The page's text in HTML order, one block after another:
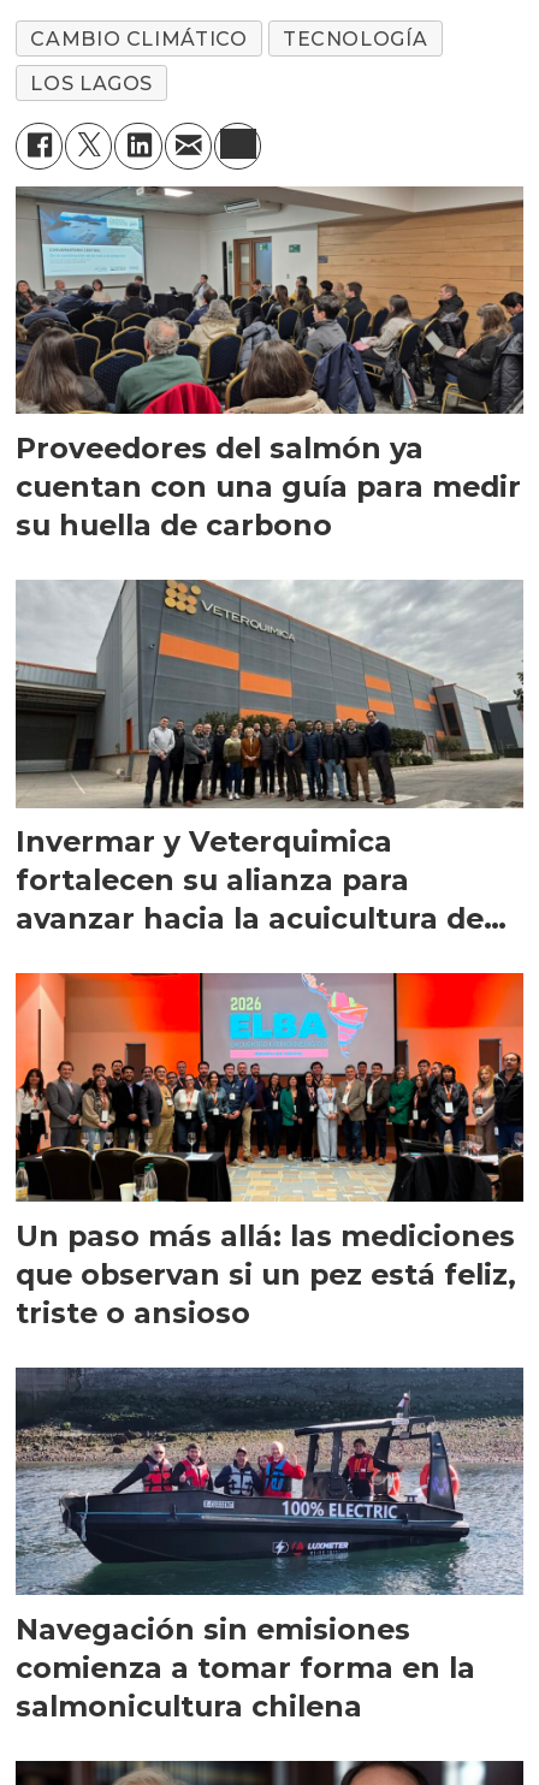
CAMBIO CLIMÁTICO
TECNOLOGÍA
LOS LAGOS
Proveedores del salmón ya
cuentan con una guía para medir
su huella de carbono
Invermar y Veterquimica
fortalecen su alianza para
avanzar hacia la acuicultura de
Un paso más allá: las mediciones
que observan si un pez está feliz,
triste o ansioso
Navegación sin emisiones
comienza a tomar forma en la
salmonicultura chilena